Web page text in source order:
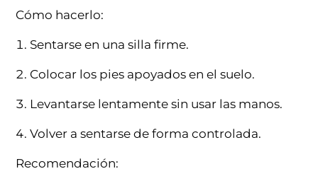
Cómo hacerlo:
Sentarse en una silla firme.
Colocar los pies apoyados en el suelo.
Levantarse lentamente sin usar las manos.
Volver a sentarse de forma controlada.
Recomendación: